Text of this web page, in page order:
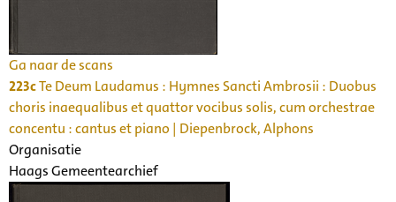
Ga naar de scans
223cTe Deum Laudamus : Hymnes Sancti Ambrosii : Duobus
choris inaequalibus et quattor vocibus solis, cum orchestrae
concentu : cantus et piano | Diepenbrock, Alphons
Organisatie
Haags Gemeentearchief